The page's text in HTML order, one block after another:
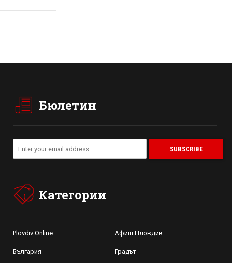
Бюлетин
Категории
Plovdiv Online Афиш Пловдив
България Градът